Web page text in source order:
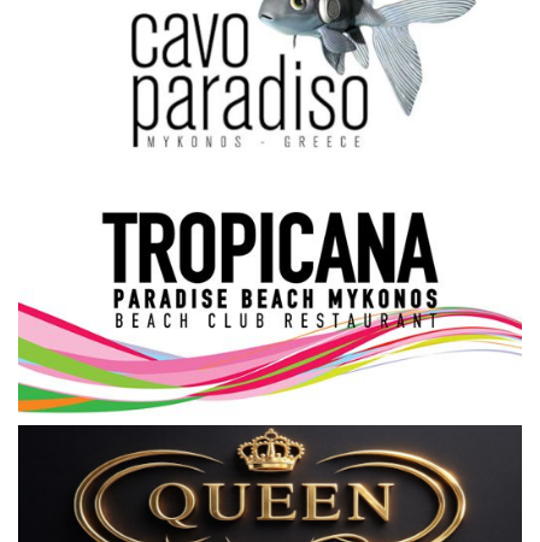
Cost Of Living Crisis
Opinion + Analysis
L’Art des Sens
All News
Local Elections 2023